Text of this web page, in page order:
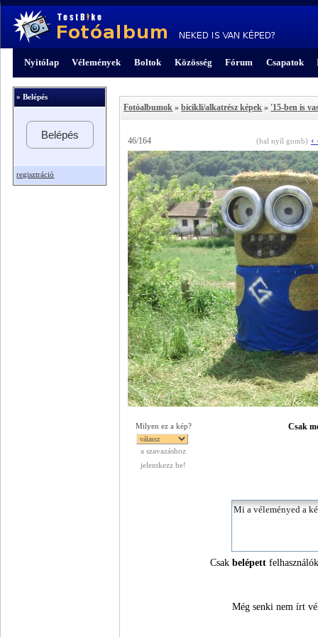
Nyitólap Vélemények Boltok Közösség Fórum Csapatok
» Belépés
Belépés
regisztráció
Fotóalbumok »bicikli/alkatrész képek » '15-ben is
46/164 (bal nyíl gomb) ‹
Milyen ez a kép?
a szavazáshoz
jelentkezz be!
Csak
Csakbelépett
Még senki nem írt